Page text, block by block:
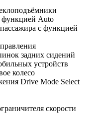
функцией Auto
c функцией
задних сидений
устройств
колесо
Drive Mode Select
скорости